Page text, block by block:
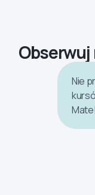
Obserwuj
Nie
Mate!